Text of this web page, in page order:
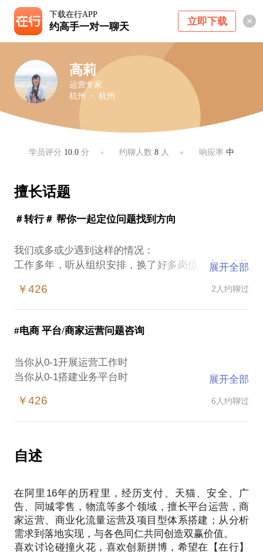
下载在行APP
约高手一对一聊天 立即下载
高莉
运营专家
杭州 ・ 杭州
学员评分 10.0 分 约聊人数 8人 响应率 中
擅长话题
＃转行＃ 帮你一起定位问题找到方向
我们或多或少遇到这样的情况：
工作多年，听从组织安排，换了好多岗位，突然迷茫
工作多年，没有找到自己的定位，不喜欢厌烦了？
突然被优化了，何去何从？
…………
工作16年，跨行跨岗多次的亲身实践，和你一起找到
节点定位问题，共同制定行动计划，全力出击。
展开全部
￥426 2人约聊过
#电商 平台/商家运营问题咨询
当你从0-1开展运营工作时
当你从0-1搭建业务平台时
当你指定商业化流量方案时
带上你的疑惑和资料，我们实战性咨询沟通！
展开全部
￥426 6人约聊过
自述
在阿里16年的历程里，经历支付、天猫、安全、广
告、同城零售，物流等多个领域，擅长平台运营，商
家运营、商业化流量运营及项目型体系搭建；从分析
需求到落地实现，与各色同仁共同创造双赢价值。
喜欢讨论碰撞火花，喜欢创新拼博，希望在【在行】